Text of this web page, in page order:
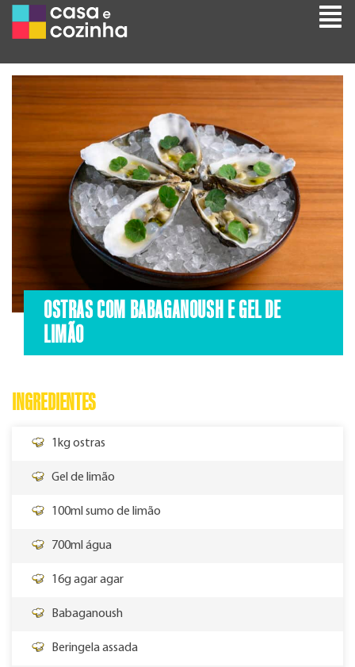
OSTRAS COM BABAGANOUSH E GEL DE
LIMÃO
INGREDIENTES
1kg ostras
Gel de limão
100ml sumo de limão
700ml água
16g agar agar
Babaganoush
Beringela assada